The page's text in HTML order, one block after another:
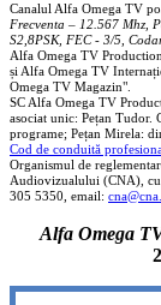
Canalul Alfa Omega TV
Frecventa – 12.567 Mhz,
S2,8PSK, FEC - 3/5,
Alfa Omega TV
și Alfa Omega TV
Omega TV Magazin".
SC Alfa Omega TV
asociat unic: Pețan Tudor.
programe; Pețan Mirela:
Cod de conduită
Organismul de
Audiovizualului (CNA),
305 5350, email:
Alfa Omega